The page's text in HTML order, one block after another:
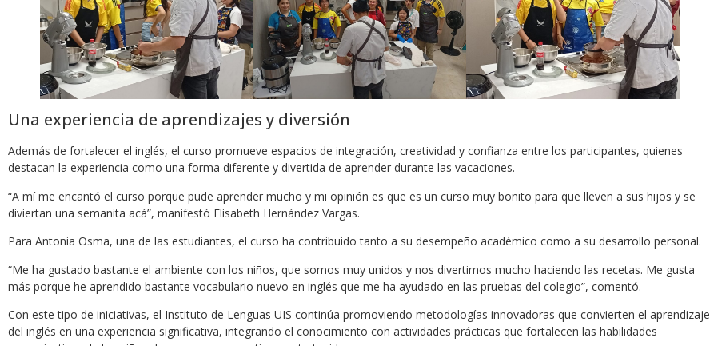
Una experiencia de aprendizajes y diversión
Además de fortalecer el inglés, el curso promueve espacios de integración, creatividad y confianza entre los participantes, quienes
destacan la experiencia como una forma diferente y divertida de aprender durante las vacaciones.
“A mí me encantó el curso porque pude aprender mucho y mi opinión es que es un curso muy bonito para que lleven a sus hijos y se
diviertan una semanita acá”, manifestó Elisabeth Hernández Vargas.
Para Antonia Osma, una de las estudiantes, el curso ha contribuido tanto a su desempeño académico como a su desarrollo personal.
“Me ha gustado bastante el ambiente con los niños, que somos muy unidos y nos divertimos mucho haciendo las recetas. Me gusta
más porque he aprendido bastante vocabulario nuevo en inglés que me ha ayudado en las pruebas del colegio”, comentó.
Con este tipo de iniciativas, el Instituto de Lenguas UIS continúa promoviendo metodologías innovadoras que convierten el aprendizaje
del inglés en una experiencia significativa, integrando el conocimiento con actividades prácticas que fortalecen las habilidades